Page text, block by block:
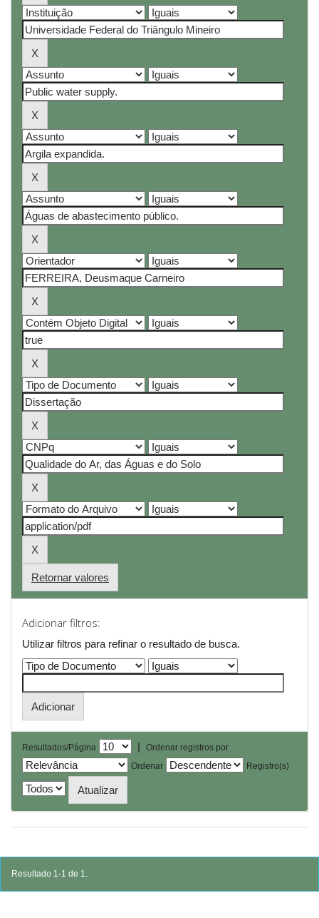
Retornar valores
Adicionar filtros:
Utilizar filtros para refinar o resultado de busca.
Resultados/Página |
Ordenar registros por
Ordenar
Registro(s)
Resultado 1-1 de 1.